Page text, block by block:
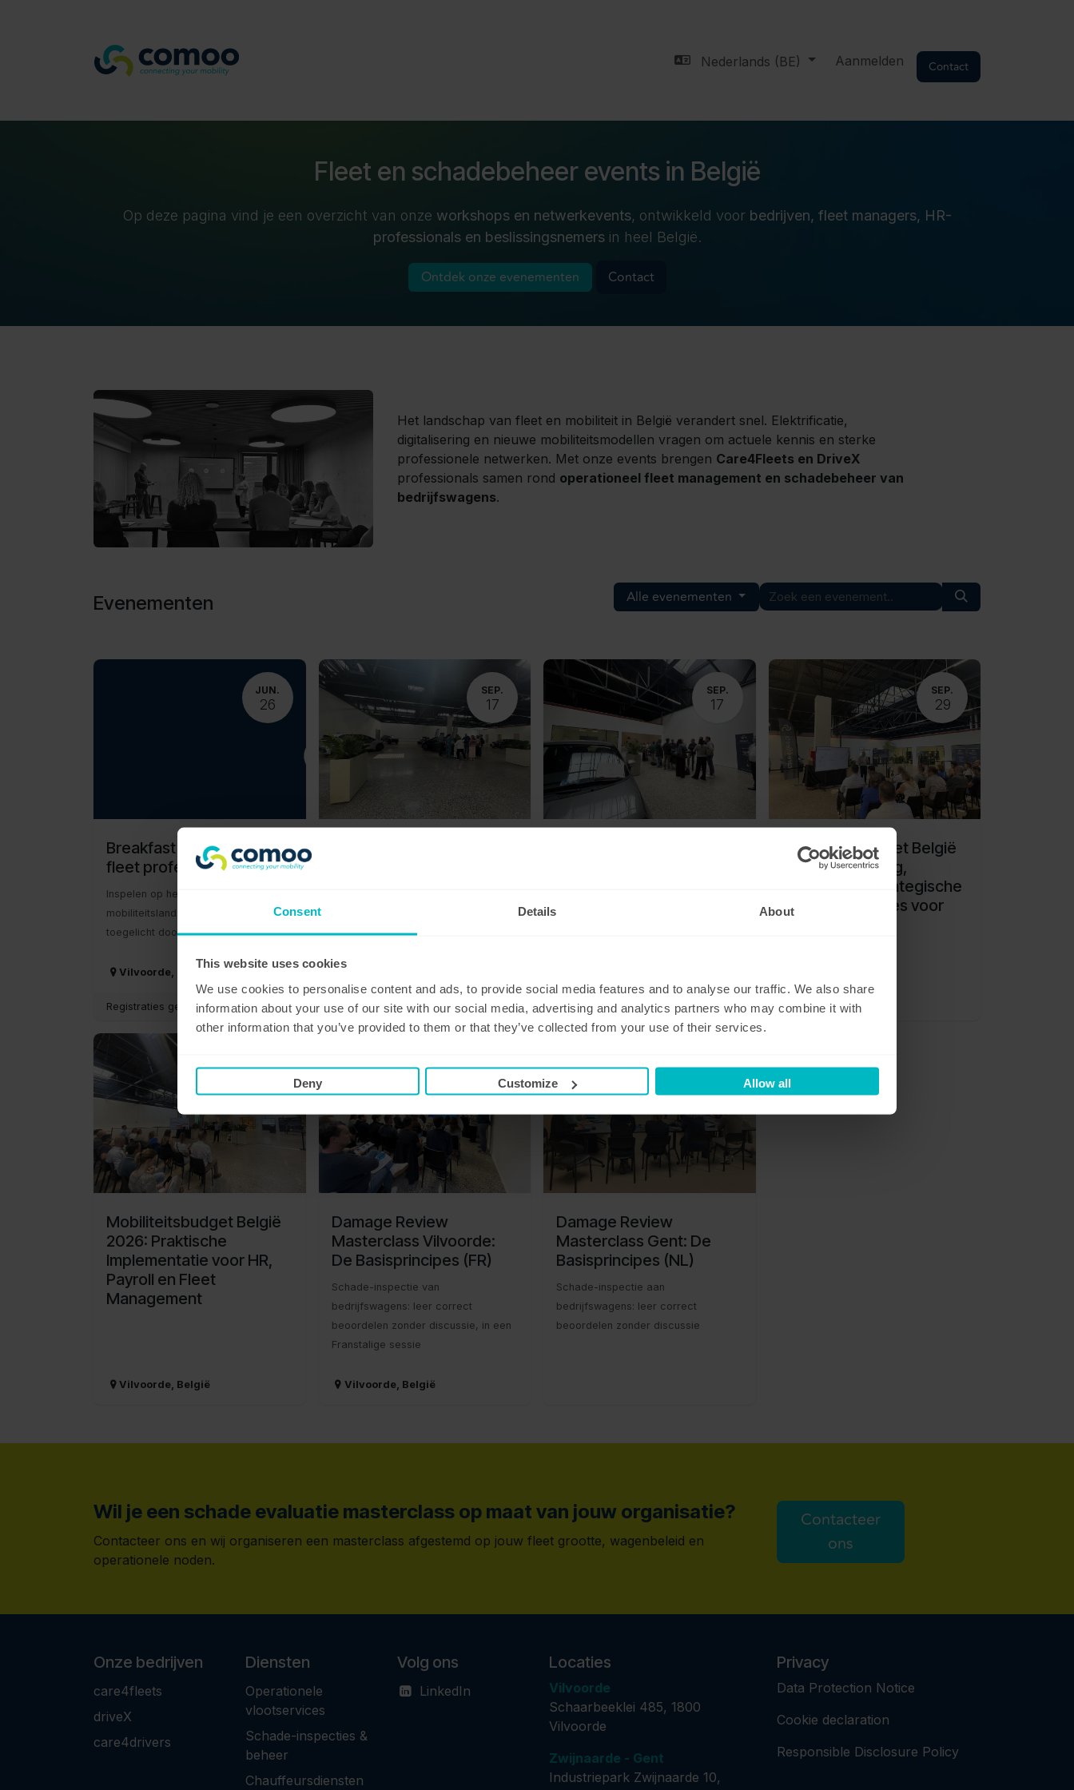
Consent Details About
This website uses cookies
We use cookies to personalise content and ads, to provide social media features and to analyse our traffic. We also share
information about your use of our site with our social media, advertising and analytics partners who may combine it with
other information that you’ve provided to them or that they’ve collected from your use of their services.
Deny Customize Allow all
Nederlands (BE) Aanmelden Contact
Fleet en schadebeheer events in België
Op deze pagina vind je een overzicht van onze workshops en netwerkevents, ontwikkeld voor bedrijven, fleet managers, HR-
professionals en beslissingsnemersin heel België.
Ontdek onze evenementen Contact
Het landschap van fleet en mobiliteit in België verandert snel. Elektrificatie,
digitalisering en nieuwe mobiliteitsmodellen vragen om actuele kennis en sterke
professionele netwerken. Met onze events brengen Care4Fleets en DriveX
professionals samen rond operationeel fleet management en schadebeheer van
bedrijfswagens.
Evenementen Alle evenementen
JUN.
26
Breakfast & Learn voor
fleet professionals
Inspelen op het veranderende
mobiliteitslandschap in België, live
toegelicht door PwC
Vilvoorde
Registraties gesloten
SEP.
17
bedrijfswagens: leer correct
SEP.
17
SEP.
29
Mobiliteitsbudget België
2026: wetgeving,
fiscaliteit en strategische
mobiliteitskeuzes voor
Mobiliteitsbudget België
2026: Praktische
Implementatie voor HR,
Payroll en Fleet
Management
Vilvoorde België
20
Damage Review
Masterclass Vilvoorde:
De Basisprincipes (FR)
Schade-inspectie van
bedrijfswagens: leer correct
beoordelen zonder discussie, in een
Franstalige sessie
Vilvoorde, België
Damage Review
Masterclass Gent: De
Basisprincipes (NL)
Schade-inspectie aan
bedrijfswagens: leer correct
beoordelen zonder discussie
Wil je een schade evaluatie masterclass op maat van jouw organisatie?
Contacteer ons en wij organiseren een masterclass afgestemd op jouw fleet grootte, wagenbeleid en
operationele noden.
Contacteer
ons
Onze bedrijven
care4fleets
driveX
care4drivers
Diensten
Operationele
vlootservices
Schade-inspecties &
beheer
Chauffeursdiensten
Volg ons
LinkedIn
Locaties
Vilvoorde
Schaarbeeklei 485, 1800
Vilvoorde
Zwijnaarde - Gent
Industriepark Zwijnaarde 10,
Privacy
Data Protection Notice
Cookie declaration
Responsible Disclosure Policy